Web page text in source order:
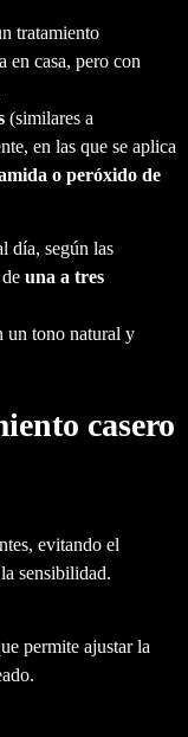
tratamiento
en casa, pero con
(similares a
en las que se aplica
o peróxido de
día, según las
una a tres
un tono natural y
casero
evitando el
sensibilidad.
permite ajustar la